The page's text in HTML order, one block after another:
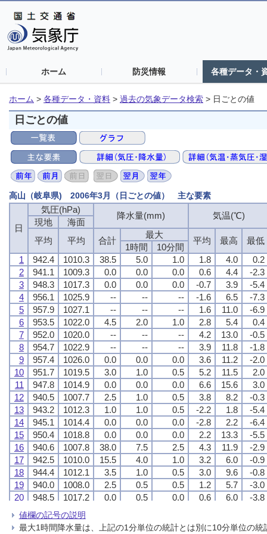
ホーム 防災情報 各種データ・
ホーム > 各種データ・資料 > 過去の気象データ検索 > 日ごとの値
日ごとの値
高山（岐阜県) 2006年3月（日ごとの値） 主な要素
日
気圧(hPa)
降水量(mm) 気温(℃)
現地
海面
平均
平均 合計
最大
平均 最高 最低
1時間
10分間
1
942.4 1010.3 38.5 5.0 1.0 1.8 4.0
0.2
2
941.1 1009.3 0.0 0.0 0.0 0.6 4.4
-2.3
3
948.3 1017.3 0.0 0.0 0.0 -0.7 3.9
-5.4
4
956.1 1025.9 -- -- -- -1.6 6.5
-7.3
5
957.9 1027.1 -- -- -- 1.6 11.0
-6.9
6
953.5 1022.0 4.5 2.0 1.0 2.8 5.4
0.4
7
952.0 1020.0 -- -- -- 4.2 13.0
-0.5
8
954.7 1022.9 -- -- -- 3.9 11.8
-1.8
9
957.4 1026.0 0.0 0.0 0.0 3.6 11.2
-2.0
10
951.7 1019.5 3.0 1.0 0.5 5.2 11.5
2.0
11
947.8 1014.9 0.0 0.0 0.0 6.6 15.6
3.0
12
940.5 1007.7 2.5 1.0 0.5 3.8 8.2
-0.3
13
943.2 1012.3 1.0 1.0 0.5 -2.2 1.8
-5.4
14
945.1 1014.4 0.0 0.0 0.0 -2.8 2.2
-6.4
15
950.4 1018.8 0.0 0.0 0.0 2.2 13.3
-5.5
16
940.6 1007.8 38.0 7.5 2.5 4.3 11.9
-2.9
17
942.5 1010.0 15.5 4.0 1.0 3.2 6.0
-0.9
18
944.4 1012.1 3.5 1.0 0.5 3.0 9.6
-0.8
19
940.0 1008.0 2.5 0.5 0.5 1.2 5.7
-3.0
20
948.5 1017.2 0.0 0.5 0.0 0.6 6.0
-3.8
21
950.6 1019.0
22
949.2 1017.7 15.5 3.5 1.0 1.5 9.8
-2.8
日
気圧(hPa)
降水量(mm) 気温(℃)
現地
海面
平均
平均 合計
最大
平均 最高 最低
1時間
10分間
1
942.4 1010.3 38.5 5.0 1.0 1.8 4.0
0.2
2
941.1 1009.3 0.0 0.0 0.0 0.6 4.4
-2.3
3
948.3 1017.3 0.0 0.0 0.0 -0.7 3.9
-5.4
4
956.1 1025.9 -- -- -- -1.6 6.5
-7.3
5
957.9 1027.1 -- -- -- 1.6 11.0
-6.9
6
953.5 1022.0 4.5 2.0 1.0 2.8 5.4
0.4
7
952.0 1020.0 -- -- -- 4.2 13.0
-0.5
8
954.7 1022.9 -- -- -- 3.9 11.8
-1.8
9
957.4 1026.0 0.0 0.0 0.0 3.6 11.2
-2.0
10
951.7 1019.5 3.0 1.0 0.5 5.2 11.5
2.0
11
947.8 1014.9 0.0 0.0 0.0 6.6 15.6
3.0
12
940.5 1007.7 2.5 1.0 0.5 3.8 8.2
-0.3
13
943.2 1012.3 1.0 1.0 0.5 -2.2 1.8
-5.4
14
945.1 1014.4 0.0 0.0 0.0 -2.8 2.2
-6.4
15
950.4 1018.8 0.0 0.0 0.0 2.2 13.3
-5.5
16
940.6 1007.8 38.0 7.5 2.5 4.3 11.9
-2.9
17
942.5 1010.0 15.5 4.0 1.0 3.2 6.0
-0.9
18
944.4 1012.1 3.5 1.0 0.5 3.0 9.6
-0.8
19
940.0 1008.0 2.5 0.5 0.5 1.2 5.7
-3.0
20
948.5 1017.2 0.0 0.5 0.0 0.6 6.0
-3.8
21
950.6 1019.0
22
949.2 1017.7 15.5 3.5 1.0 1.5 9.8
-2.8
日
気圧(hPa)
降水量(mm) 気温(℃)
現地
海面
平均
平均 合計
最大
平均 最高 最低
1時間
10分間
1
942.4 1010.3 38.5 5.0 1.0 1.8 4.0
0.2
2
941.1 1009.3 0.0 0.0 0.0 0.6 4.4
-2.3
3
948.3 1017.3 0.0 0.0 0.0 -0.7 3.9
-5.4
4
956.1 1025.9 -- -- -- -1.6 6.5
-7.3
5
957.9 1027.1 -- -- -- 1.6 11.0
-6.9
6
953.5 1022.0 4.5 2.0 1.0 2.8 5.4
0.4
7
952.0 1020.0 -- -- -- 4.2 13.0
-0.5
8
954.7 1022.9 -- -- -- 3.9 11.8
-1.8
9
957.4 1026.0 0.0 0.0 0.0 3.6 11.2
-2.0
10
951.7 1019.5 3.0 1.0 0.5 5.2 11.5
2.0
11
947.8 1014.9 0.0 0.0 0.0 6.6 15.6
3.0
12
940.5 1007.7 2.5 1.0 0.5 3.8 8.2
-0.3
13
943.2 1012.3 1.0 1.0 0.5 -2.2 1.8
-5.4
14
945.1 1014.4 0.0 0.0 0.0 -2.8 2.2
-6.4
15
950.4 1018.8 0.0 0.0 0.0 2.2 13.3
-5.5
16
940.6 1007.8 38.0 7.5 2.5 4.3 11.9
-2.9
17
942.5 1010.0 15.5 4.0 1.0 3.2 6.0
-0.9
18
944.4 1012.1 3.5 1.0 0.5 3.0 9.6
-0.8
19
940.0 1008.0 2.5 0.5 0.5 1.2 5.7
-3.0
20
948.5 1017.2 0.0 0.5 0.0 0.6 6.0
-3.8
21
950.6 1019.0
22
949.2 1017.7 15.5 3.5 1.0 1.5 9.8
-2.8
日
気圧(hPa)
降水量(mm) 気温(℃)
現地
海面
平均
平均 合計
最大
平均 最高 最低
1時間
10分間
1
942.4 1010.3 38.5 5.0 1.0 1.8 4.0
0.2
2
941.1 1009.3 0.0 0.0 0.0 0.6 4.4
-2.3
3
948.3 1017.3 0.0 0.0 0.0 -0.7 3.9
-5.4
4
956.1 1025.9 -- -- -- -1.6 6.5
-7.3
5
957.9 1027.1 -- -- -- 1.6 11.0
-6.9
6
953.5 1022.0 4.5 2.0 1.0 2.8 5.4
0.4
7
952.0 1020.0 -- -- -- 4.2 13.0
-0.5
8
954.7 1022.9 -- -- -- 3.9 11.8
-1.8
9
957.4 1026.0 0.0 0.0 0.0 3.6 11.2
-2.0
10
951.7 1019.5 3.0 1.0 0.5 5.2 11.5
2.0
11
947.8 1014.9 0.0 0.0 0.0 6.6 15.6
3.0
12
940.5 1007.7 2.5 1.0 0.5 3.8 8.2
-0.3
13
943.2 1012.3 1.0 1.0 0.5 -2.2 1.8
-5.4
14
945.1 1014.4 0.0 0.0 0.0 -2.8 2.2
-6.4
15
950.4 1018.8 0.0 0.0 0.0 2.2 13.3
-5.5
16
940.6 1007.8 38.0 7.5 2.5 4.3 11.9
-2.9
17
942.5 1010.0 15.5 4.0 1.0 3.2 6.0
-0.9
18
944.4 1012.1 3.5 1.0 0.5 3.0 9.6
-0.8
19
940.0 1008.0 2.5 0.5 0.5 1.2 5.7
-3.0
20
948.5 1017.2 0.0 0.5 0.0 0.6 6.0
-3.8
21
950.6 1019.0
22
949.2 1017.7 15.5 3.5 1.0 1.5 9.8
-2.8
値欄の記号の説明
最大1時間降水量は、上記の1分単位の統計とは別に10分単位の